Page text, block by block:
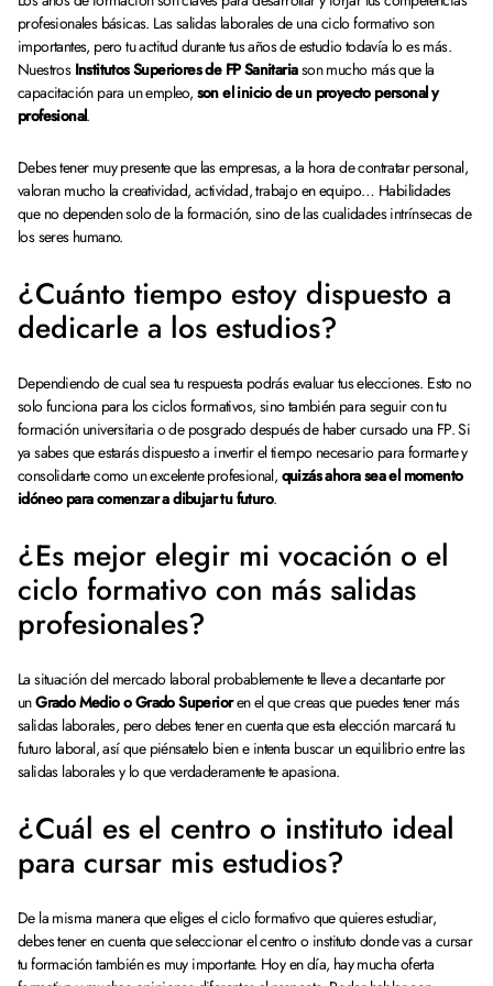
profesionales básicas. Las salidas laborales de una ciclo formativo son
importantes, pero tu actitud durante tus años de estudio todavía lo es más.
NuestrosInstitutos Superiores de FP Sanitariason mucho más que la
capacitación para un empleo, son el inicio de un proyecto personal y
profesional.
Debes tener muy presente que las empresas, a la hora de contratar personal,
valoran mucho la creatividad, actividad, trabajo en equipo… Habilidades
que no dependen solo de la formación, sino de las cualidades intrínsecas de
los seres humano.
¿Cuánto tiempo estoy dispuesto a
dedicarle a los estudios?
Dependiendo de cual sea tu respuesta podrás evaluar tus elecciones. Esto no
solo funciona para los ciclos formativos, sino también para seguir con tu
formación universitaria o de posgrado después de haber cursado una FP. Si
ya sabes que estarás dispuesto a invertir el tiempo necesario para formarte y
consolidarte como un excelente profesional, quizás ahora sea el momento
idóneo para comenzar a dibujar tu futuro.
¿Es mejor elegir mi vocación o el
ciclo formativo con más salidas
profesionales?
La situación del mercado laboral probablemente te lleve a decantarte por
unGrado Medio o Grado Superioren el que creas que puedes tener más
salidas laborales, pero debes tener en cuenta que esta elección marcará tu
futuro laboral, así que piénsatelo bien e intenta buscar un equilibrio entre las
salidas laborales y lo que verdaderamente te apasiona.
¿Cuál es el centro o instituto ideal
para cursar mis estudios?
De la misma manera que eliges el ciclo formativo que quieres estudiar,
debes tener en cuenta que seleccionar el centro o instituto donde vas a cursar
tu formación también es muy importante. Hoy en día, hay mucha oferta